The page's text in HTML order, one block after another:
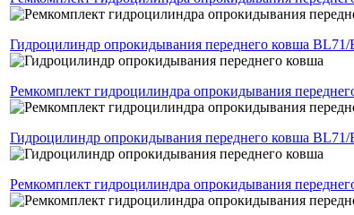
Гидроцилиндр опрокидывания переднего ковша
Ремкомплект гидроцилиндра опрокидывания
Гидроцилиндр опрокидывания переднего ковша
Ремкомплект гидроцилиндра опрокидывания